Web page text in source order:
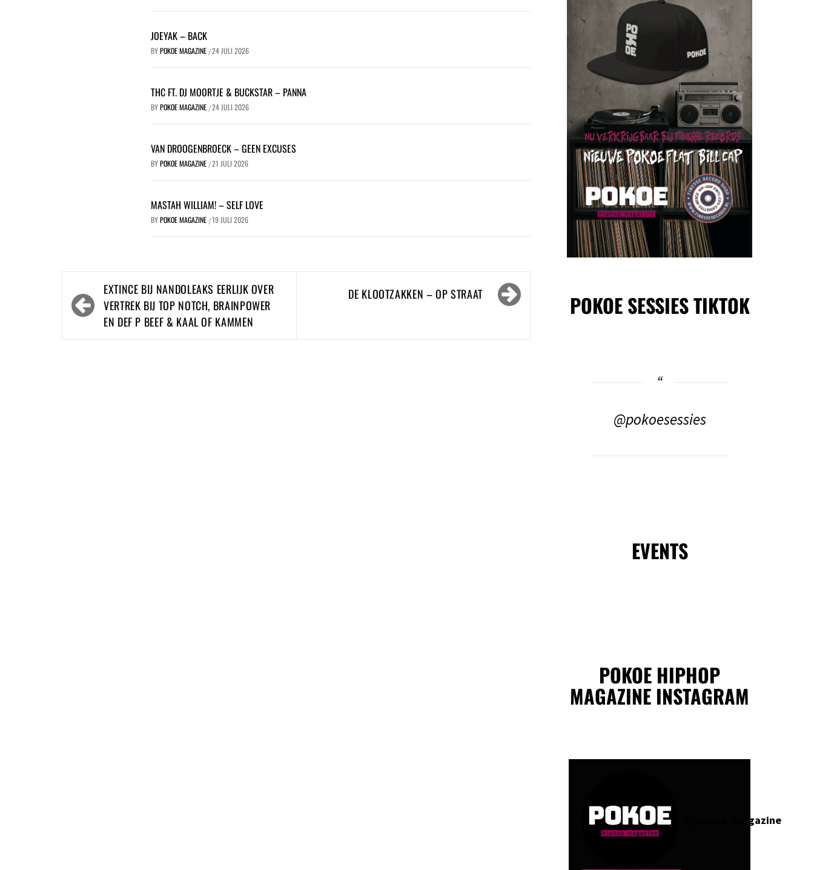
JOEYAK – BACK
BYPOKOE MAGAZINE /24 JULI 2026
THC FT. DJ MOORTJE & BUCKSTAR – PANNA
BYPOKOE MAGAZINE /24 JULI 2026
VAN DROOGENBROECK – GEEN EXCUSES
BYPOKOE MAGAZINE /21 JULI 2026
MASTAH WILLIAM! – SELF LOVE
BYPOKOE MAGAZINE /19 JULI 2026
Bericht
navigatie
EXTINCE BIJ NANDOLEAKS EERLIJK OVER
VERTREK BIJ TOP NOTCH, BRAINPOWER
EN DEF P BEEF & KAAL OF KAMMEN
DE KLOOTZAKKEN – OP STRAAT POKOE SESSIES TIKTOK
@pokoesessies
EVENTS
POKOE HIPHOP
MAGAZINE INSTAGRAM
pokoe_magazine